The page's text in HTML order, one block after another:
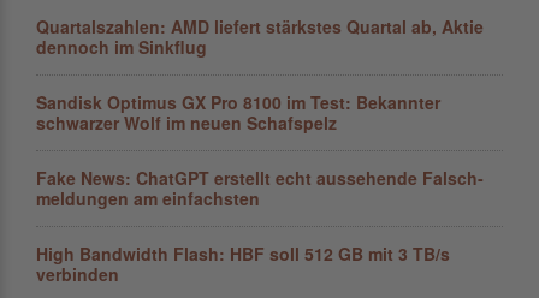
Quartalszahlen: AMD liefert stärkstes Quartal ab, Aktie
dennoch im Sinkflug
Sandisk Optimus GX Pro 8100 im Test: Bekannter
schwarzer Wolf im neuen Schafspelz
Fake News: ChatGPT erstellt echt aussehende Falsch­
mel­dungen am einfachsten
High Bandwidth Flash: HBF soll 512 GB mit 3 TB/s
verbinden